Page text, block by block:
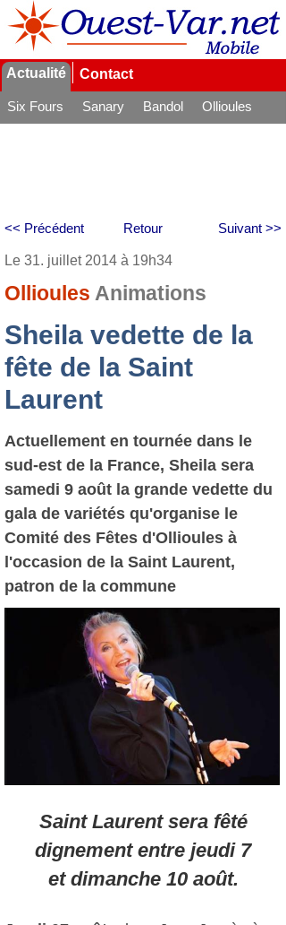
Actualité Contact
Six Fours Sanary Bandol
Ollioules
Retour
<< Précédent Suivant >>
Le 31. juillet 2014 à 19h34
Ollioules Animations
Sheila vedette de la
fête de la Saint
Laurent
Actuellement en tournée dans le
sud-est de la France, Sheila sera
samedi 9 août la grande vedette du
gala de variétés qu'organise le
Comité des Fêtes d'Ollioules à
l'occasion de la Saint Laurent,
patron de la commune
Saint Laurent sera fêté
dignement entre jeudi 7
et dimanche 10 août.